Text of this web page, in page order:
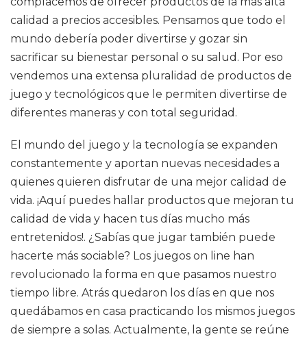
calidad a precios accesibles. Pensamos que todo el
mundo debería poder divertirse y gozar sin
sacrificar su bienestar personal o su salud. Por eso
vendemos una extensa pluralidad de productos de
juego y tecnológicos que le permiten divertirse de
diferentes maneras y con total seguridad.
El mundo del juego y la tecnología se expanden
constantemente y aportan nuevas necesidades a
quienes quieren disfrutar de una mejor calidad de
vida. ¡Aquí puedes hallar productos que mejoran tu
calidad de vida y hacen tus días mucho más
entretenidos!. ¿Sabías que jugar también puede
hacerte más sociable? Los juegos on line han
revolucionado la forma en que pasamos nuestro
tiempo libre. Atrás quedaron los días en que nos
quedábamos en casa practicando los mismos juegos
de siempre a solas. Actualmente, la gente se reúne